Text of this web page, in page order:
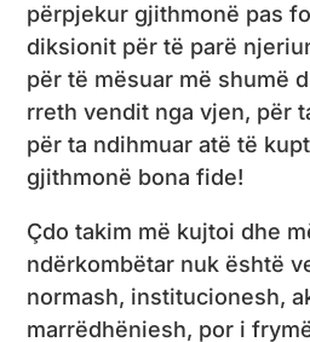
përpjekur gjithmonë pas
diksionit për të parë
për të mësuar më shumë
rreth vendit nga vjen, për
për ta ndihmuar atë të
gjithmonë bona fide!
Çdo takim më kujtoi dhe
ndërkombëtar nuk është
normash, institucionesh,
marrëdhëniesh, por i